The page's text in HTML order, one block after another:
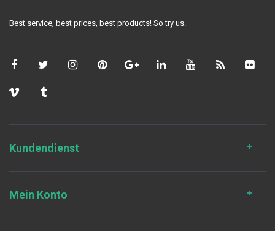
Best service, best prices, best products! So try us.
Kundendienst
Mein Konto